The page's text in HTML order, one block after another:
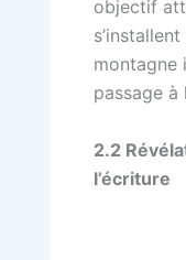
objectif
montagne
passage à
2.2
l’écriture